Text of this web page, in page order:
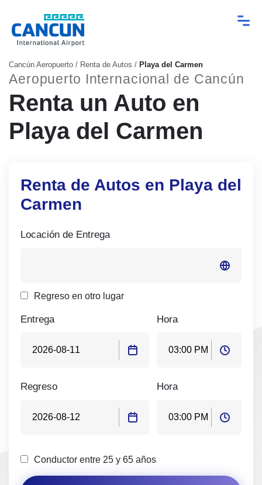
Cancún Aeropuerto / Renta de Autos / Playa del Carmen
Aeropuerto Internacional de Cancún
Renta un Auto en
Playa del Carmen
Renta de Autos en Playa del
Carmen
Locación de Entrega
Regreso en otro lugar
Entrega Hora
Regreso Hora
Conductor entre 25 y 65 años